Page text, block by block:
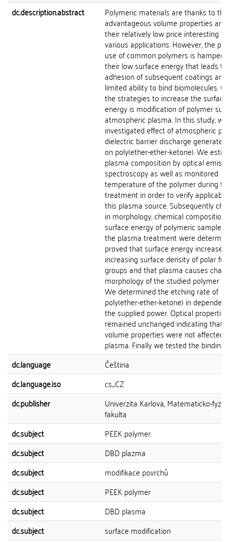
dc.description.abstract
Polymeric materials are thanks to
advantageous volume properties
their relatively low price interesting for
various applications. However, the
use of common polymers is
their low surface energy that leads
adhesion of subsequent coatings and
limited ability to bind biomolecules.
the strategies to increase the surface
energy is modification of polymer
atmospheric plasma. In this study,
investigated effect of atmospheric
dielectric barrier discharge
on poly(ether-ether-ketone). We
plasma composition by optical
spectroscopy as well as monitored
temperature of the polymer during
treatment in order to verify
this plasma source. Subsequently
in morphology, chemical composition
surface energy of polymeric samples
the plasma treatment were
proved that surface energy
increasing surface density of polar
groups and that plasma causes
morphology of the studied polymer
We determined the etching rate of
poly(ether-ether-ketone) in
the supplied power. Optical properties
remained unchanged indicating that
volume properties were not affected
plasma. Finally we tested the binding
dc.language
Čeština
dc.language.iso
cs_CZ
dc.publisher
Univerzita Karlova, Matematicko-
fakulta
dc.subject
PEEK polymer
dc.subject
DBD plazma
dc.subject
modifikace povrchů
dc.subject
PEEK polymer
dc.subject
DBD plasma
dc.subject
surface modification